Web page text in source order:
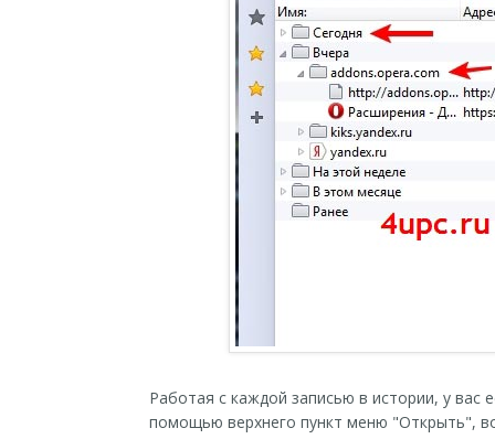
Работая с каждой записью в истории, у вас
помощью верхнего пункт меню "Открыть",